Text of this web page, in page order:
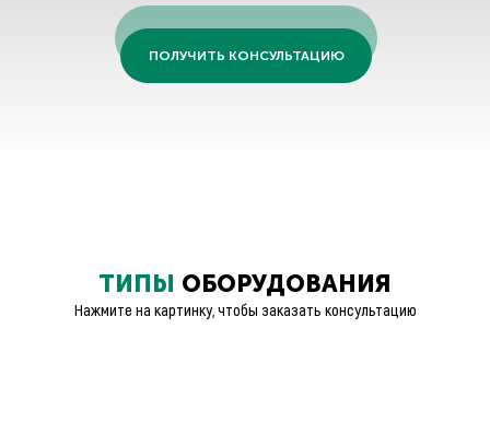
ПОЛУЧИТЬ КОНСУЛЬТАЦИЮ
ТИПЫ ОБОРУДОВАНИЯ
Нажмите на картинку, чтобы заказать консультацию